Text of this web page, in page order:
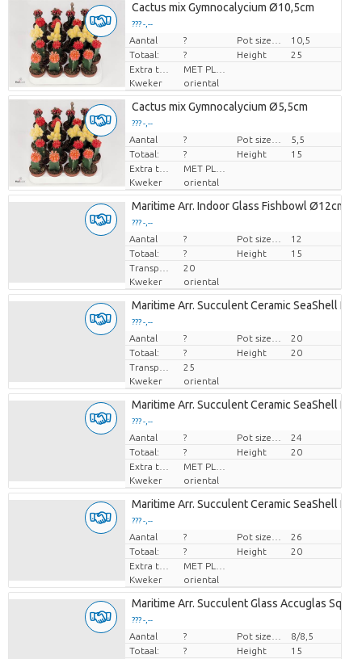
Cactus mix Gymnocalycium Ø10,5cm
??? -,--
Prijs per stuk
Aantal ?
10,5
Totaal:
? Height
25
Extra toevoegingen
Kweker
oriental
Cactus mix Gymnocalycium Ø5,5cm
??? -,--
Prijs per stuk
Aantal ?
5,5
Totaal:
? Height
15
Extra toevoegingen
Kweker
oriental
Maritime Arr. Indoor Glass Fishbowl Ø12cm
??? -,--
Prijs per stuk
Aantal ?
12
Totaal:
? Height
15
20
Kweker
oriental
Maritime Arr. Succulent Ceramic SeaShell Pot
??? -,--
Prijs per stuk
Aantal ?
20
Totaal:
? Height
20
25
Kweker
oriental
Maritime Arr. Succulent Ceramic SeaShell Pot
??? -,--
Prijs per stuk
Aantal ?
24
Totaal:
? Height
20
Extra toevoegingen
Kweker
oriental
Maritime Arr. Succulent Ceramic SeaShell Pot
??? -,--
Prijs per stuk
Aantal ?
26
Totaal:
? Height
20
Extra toevoegingen
Kweker
oriental
Maritime Arr. Succulent Glass Accuglas
??? -,--
Prijs per stuk
Aantal ?
8/8,5
Totaal:
? Height
15